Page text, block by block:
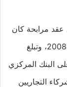
عقد مرابحة كان
قد وقعه مع شركة سونمكس يوم 22 – 06 – 2008، وتبلغ
فرض على البنك المركزي
التجاريين